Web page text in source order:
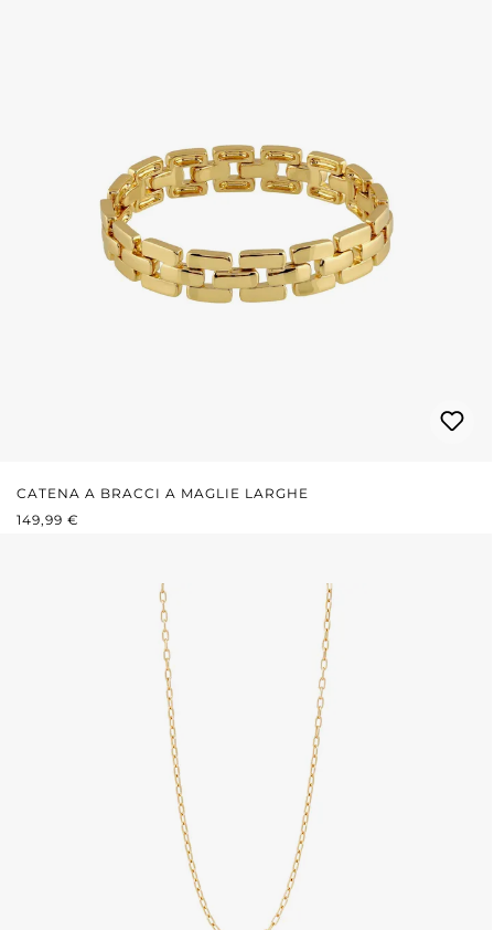
CATENA A BRACCI A MAGLIE LARGHE
PREZZO NORMALE:
149,99 €